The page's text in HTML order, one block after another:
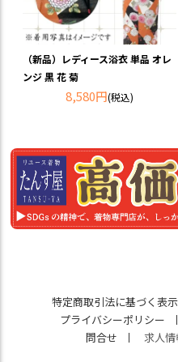
（新品）レディース浴衣 単品 オレ
ンジ 黒 花 菊
8,580円(税込)
特定商取引法に基づく表示
プライバシーポリシー
問合せ
求人